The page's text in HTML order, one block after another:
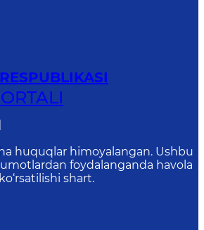
huquqlar himoyalangan. Ushbu
foydalanganda havola
ko‘rsatilishi shart.